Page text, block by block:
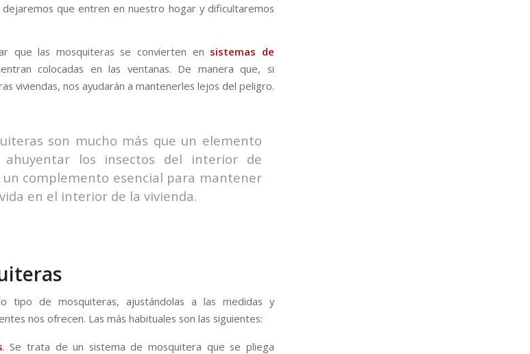
que entren en nuestro hogar y dificultaremos
que las mosquiteras se convierten en sistemas de
colocadas en las ventanas. De manera que, si
viviendas, nos ayudarán a mantenerles lejos del peligro.
son mucho más que un elemento
los insectos del interior de
un complemento esencial para mantener
en el interior de la vivienda.
tipo de mosquiteras, ajustándolas a las medidas y
nos ofrecen. Las más habituales son las siguientes:
. Se trata de un sistema de mosquitera que se pliega